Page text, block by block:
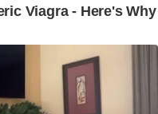
Viagra - Here's Why